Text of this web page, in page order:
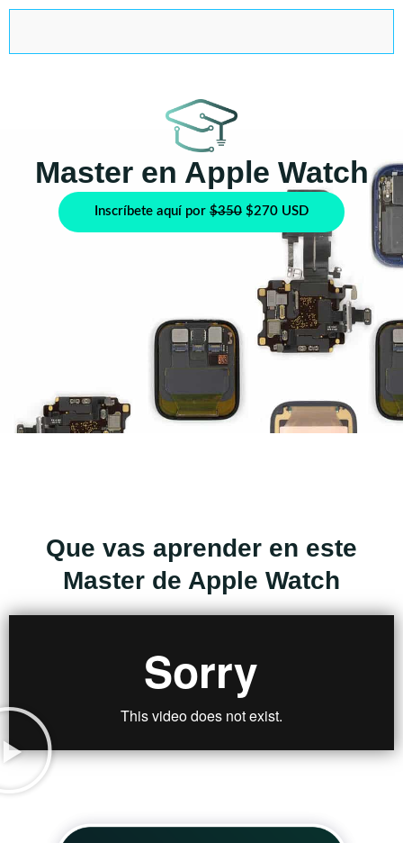
Master en Apple Watch
Inscríbete aquí por $350 $270 USD
Que vas aprender en este
Master de Apple Watch